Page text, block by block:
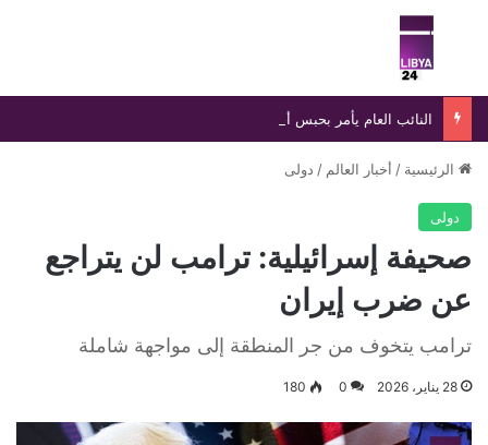
بحث عن
الرئيسية / أخبار العالم / دولى
دولى
صحيفة إسرائيلية: ترامب لن يتراجع
عن ضرب إيران
ترامب يتخوف من جر المنطقة إلى مواجهة شاملة
28 يناير، 2026 0
180